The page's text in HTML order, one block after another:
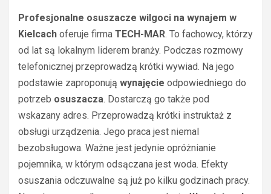
Profesjonalne osuszacze wilgoci na wynajem w
Kielcach oferuje firma TECH-MAR. To fachowcy, którzy
od lat są lokalnym liderem branży. Podczas rozmowy
telefonicznej przeprowadzą krótki wywiad. Na jego
podstawie zaproponują wynajęcie odpowiedniego do
potrzeb osuszacza. Dostarczą go także pod
wskazany adres. Przeprowadzą krótki instruktaż z
obsługi urządzenia. Jego praca jest niemal
bezobsługowa. Ważne jest jedynie opróżnianie
pojemnika, w którym odsączana jest woda. Efekty
osuszania odczuwalne są już po kilku godzinach pracy.